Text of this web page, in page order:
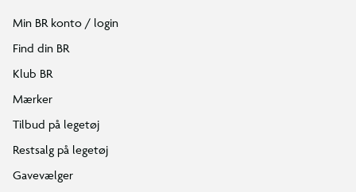
Min BR konto / login
Find din BR
Klub BR
Mærker
Tilbud på legetøj
Restsalg på legetøj
Gavevælger